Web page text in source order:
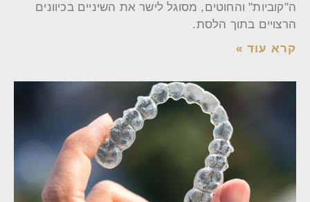
ה"קוביות" והחוטים, מסוגל לישר את השיניים בכיוונים
הרצויים בתוך הלסת.
קרא עוד »